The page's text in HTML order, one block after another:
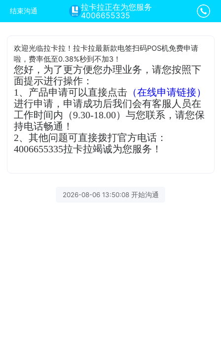
结束沟通
拉卡拉正在为您服务
4006655335
欢迎光临拉卡拉！拉卡拉最新款电签扫码POS机免费申请
啦，费率低至0.38%秒到不加3！
您好，为了更方便您办理业务，请您按照下
面提示进行操作：
1、产品申请可以直接点击 （在线申请链接）
进行申请，申请成功后我们会有客服人员在
工作时间内（9.30-18.00）与您联系，请您保
持电话畅通！
2、其他问题可直接拨打官方电话：
4006655335拉卡拉竭诚为您服务！
2026-08-06 13:50:08 开始沟通